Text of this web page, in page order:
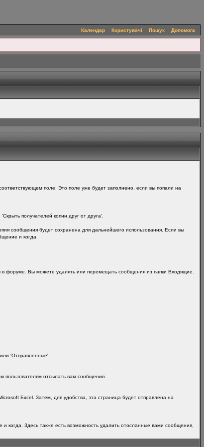
Календар Користувачі Пошук Допомога
поле. Это поле уже будет заполнено, если вы попали на
получателей копии друг от друга'.
сообщения будет сохранена для дальнейшего использования. Если вы
и когда.
форуме. Вы можете удалять или перемещать сообщения из папки Входящие.
'Отправленные'.
пользователям отсылать вам сообщения.
Excel. Затем, для удобства, эта страница будет отправлена на
Здесь также есть возможность удалить отосланные вами сообщения,